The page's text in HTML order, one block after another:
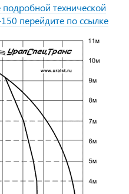
технической
перейдите по ссылке